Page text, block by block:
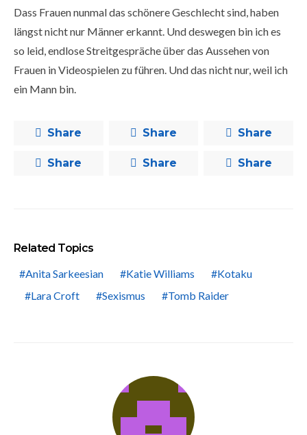
Dass Frauen nunmal das schönere Geschlecht sind, haben
längst nicht nur Männer erkannt. Und deswegen bin ich es
so leid, endlose Streitgespräche über das Aussehen von
Frauen in Videospielen zu führen. Und das nicht nur, weil ich
ein Mann bin.
Share Share Share
Share Share Share
Related Topics
Anita Sarkeesian
Katie Williams
Kotaku
Lara Croft
Sexismus Tomb Raider